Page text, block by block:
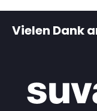
Vielen Dank